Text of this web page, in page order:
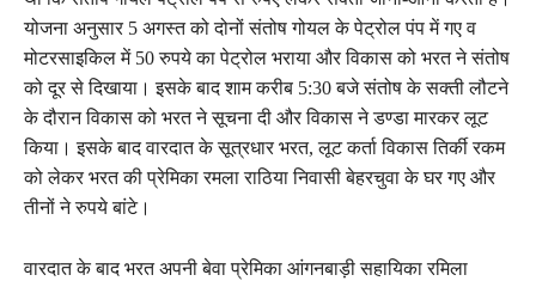
योजना अनुसार 5 अगस्त को दोनों संतोष गोयल के पेट्रोल पंप में गए व
मोटरसाइकिल में 50 रुपये का पेट्रोल भराया और विकास को भरत ने संतोष
को दूर से दिखाया। इसके बाद शाम करीब 5:30 बजे संतोष के सक्ती लौटने
के दौरान विकास को भरत ने सूचना दी और विकास ने डण्डा मारकर लूट
किया। इसके बाद वारदात के सूत्रधार भरत, लूट कर्ता विकास तिर्की रकम
को लेकर भरत की प्रेमिका रमला राठिया निवासी बेहरचुवा के घर गए और
तीनों ने रुपये बांटे।
वारदात के बाद भरत अपनी बेवा प्रेमिका आंगनबाड़ी सहायिका रमिला